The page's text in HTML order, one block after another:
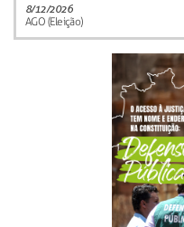
8/12/2026
AGO (Eleição)